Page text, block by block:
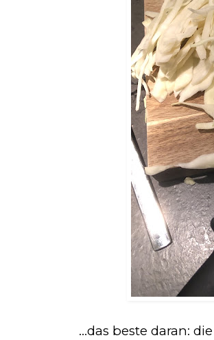
…das beste daran: